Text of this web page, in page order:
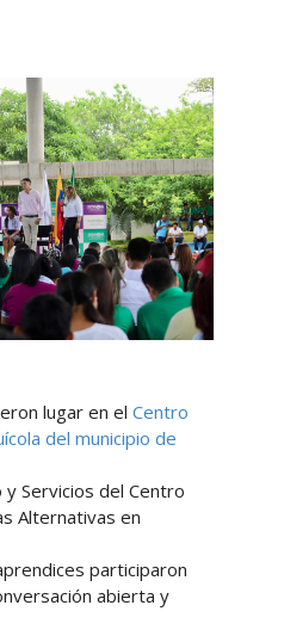
lugar en el Centro
del municipio de
Servicios del Centro
Alternativas en
participaron
abierta y